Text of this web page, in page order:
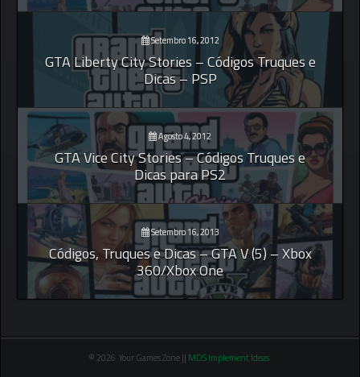
Setembro 16, 2012
GTA Liberty City Stories – Códigos Truques e
Dicas – PSP
Agosto 4, 2012
GTA Vice City Stories – Códigos Truques e
Dicas para PS2
Setembro 16, 2013
Códigos, Truques e Dicas – GTA V (5) – Xbox
360/Xbox One
© 2026 Your Games Zone || MDS Implement Ideas